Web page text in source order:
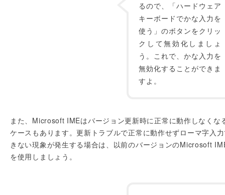
るので、「ハードウェア
キーボードでかな入力を
使う」のボタンをクリッ
クして無効化しましょ
う。これで、かな入力を
無効化することができま
すよ。
また、Microsoft IMEはバージョン更新時に正常に動作しなくな
ケースもあります。更新トラブルで正常に動作せずローマ字入
きない現象が発生する場合は、以前のバージョンのMicrosoft
を使用しましょう。